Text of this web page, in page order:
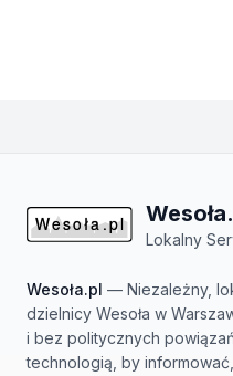
Lokalny
Wesoła.pl — Niezależny,
dzielnicy Wesoła w
i bez politycznych
technologią, by